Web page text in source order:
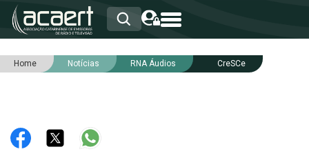
HOME
RNA
NOTÍCIAS
Home Notícias RNA Áudios CreSCe